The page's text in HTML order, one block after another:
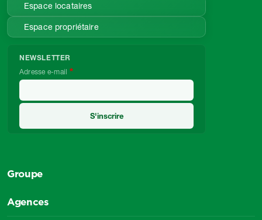
Espace locataires
Espace propriétaire
NEWSLETTER
Adresse e-mail
Groupe
Agences